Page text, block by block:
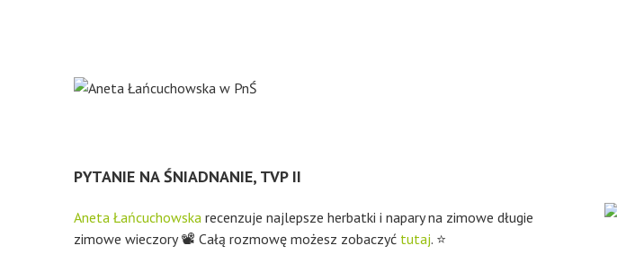
PYTANIE NA ŚNIADNANIE, TVP II
Aneta Łańcuchowska recenzuje najlepsze herbatki i napary na zimowe długie
zimowe wieczory 📽 Całą rozmowę możesz zobaczyć tutaj. ⭐